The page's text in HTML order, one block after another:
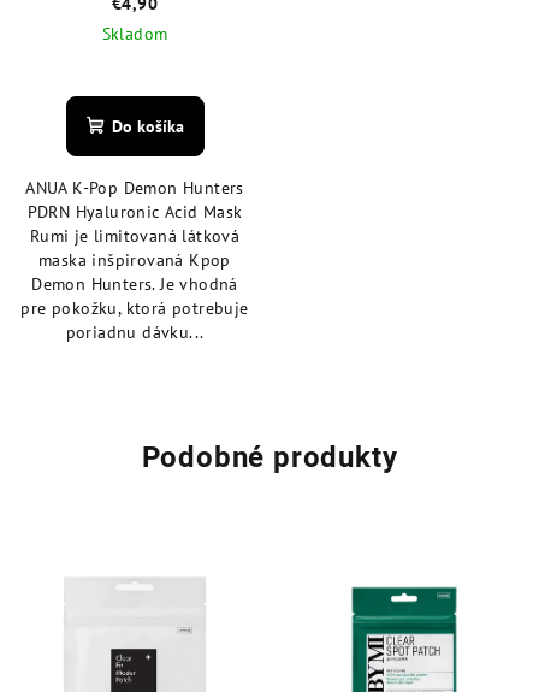
Skladom
Do košíka
ANUA K-Pop Demon Hunters
PDRN Hyaluronic Acid Mask
Rumi je limitovaná látková
maska inšpirovaná Kpop
Demon Hunters. Je vhodná
pre pokožku, ktorá potrebuje
poriadnu dávku...
Podobné produkty